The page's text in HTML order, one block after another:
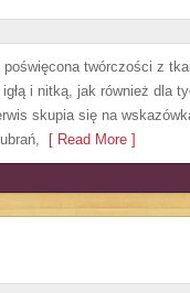
twórczości z
i nitką, jak również dla
skupia się na
[ Read More ]